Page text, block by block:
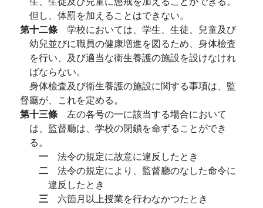
但し、体罰を加えることはできない。
第十二條 学校においては、学生、生徒、兒童及び
幼兒並びに職員の健康増進を図るため、身体檢査
を行い、及び適当な衞生養護の施設を設けなけれ
ばならない。
身体檢査及び衞生養護の施設に関する事項は、監
督廳が、これを定める。
第十三條 左の各号の一に該当する場合において
は、監督廳は、学校の閉鎖を命ずることができ
る。
一 法令の規定に故意に違反したとき
二 法令の規定により、監督廳のなした命令に
違反したとき
三 六箇月以上授業を行わなかつたとき